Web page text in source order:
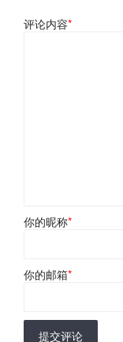
评论内容*
你的昵称*
你的邮箱*
提交评论